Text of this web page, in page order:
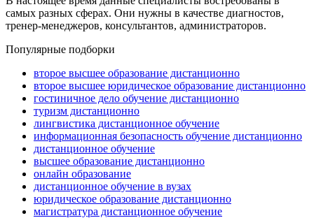
самых разных сферах. Они нужны в качестве диагностов,
тренер-менеджеров, консультантов, администраторов.
Популярные подборки
второе высшее образование дистанционно
второе высшее юридическое образование дистанционно
гостиничное дело обучение дистанционно
туризм дистанционно
лингвистика дистанционное обучение
информационная безопасность обучение дистанционно
дистанционное обучение
высшее образование дистанционно
онлайн образование
дистанционное обучение в вузах
юридическое образование дистанционно
магистратура дистанционное обучение